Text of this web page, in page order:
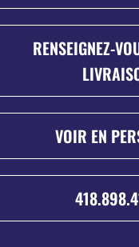
RENSEIGNEZ-
VOIR EN